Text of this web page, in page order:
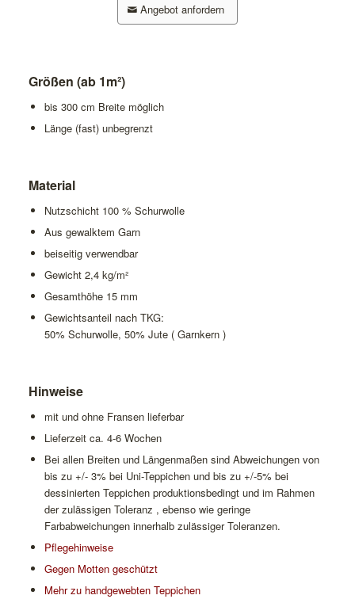
Angebot anfordern
Größen (ab 1m²)
bis 300 cm Breite möglich
Länge (fast) unbegrenzt
Material
Nutzschicht 100 % Schurwolle
Aus gewalktem Garn
beiseitig verwendbar
Gewicht 2,4 kg/m²
Gesamthöhe 15 mm
Gewichtsanteil nach TKG:
50% Schurwolle, 50% Jute ( Garnkern )
Hinweise
mit und ohne Fransen lieferbar
Lieferzeit ca. 4-6 Wochen
Bei allen Breiten und Längenmaßen sind Abweichungen von
bis zu +/- 3% bei Uni-Teppichen und bis zu +/-5% bei
dessinierten Teppichen produktionsbedingt und im Rahmen
der zulässigen Toleranz , ebenso wie geringe
Farbabweichungen innerhalb zulässiger Toleranzen.
Pflegehinweise
Gegen Motten geschützt
Mehr zu handgewebten Teppichen